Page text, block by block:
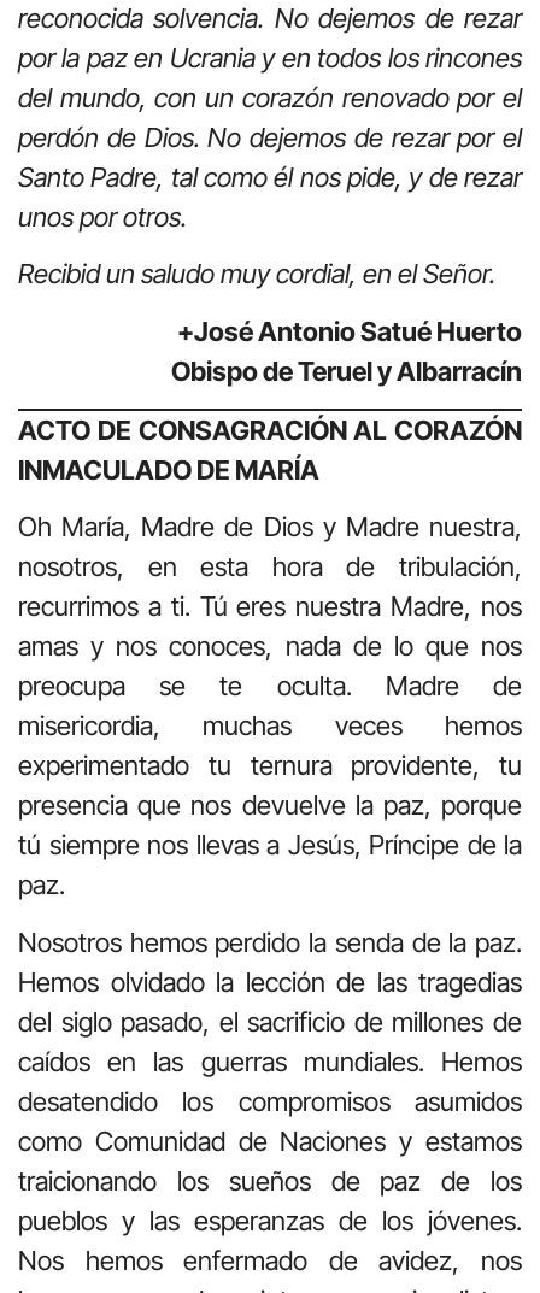
reconocida solvencia. No dejemos de rezar
por la paz en Ucrania y en todos los rincones
del mundo, con un corazón renovado por el
perdón de Dios. No dejemos de rezar por el
Santo Padre, tal como él nos pide, y de rezar
unos por otros.
Recibid un saludo muy cordial, en el Señor.
+José Antonio Satué Huerto
Obispo de Teruel y Albarracín
ACTO DE CONSAGRACIÓN AL CORAZÓN
INMACULADO DE MARÍA
Oh María, Madre de Dios y Madre nuestra,
nosotros, en esta hora de tribulación,
recurrimos a ti. Tú eres nuestra Madre, nos
amas y nos conoces, nada de lo que nos
preocupa se te oculta. Madre de
misericordia, muchas veces hemos
experimentado tu ternura providente, tu
presencia que nos devuelve la paz, porque
tú siempre nos llevas a Jesús, Príncipe de la
paz.
Nosotros hemos perdido la senda de la paz.
Hemos olvidado la lección de las tragedias
del siglo pasado, el sacrificio de millones de
caídos en las guerras mundiales. Hemos
desatendido los compromisos asumidos
como Comunidad de Naciones y estamos
traicionando los sueños de paz de los
pueblos y las esperanzas de los jóvenes.
Nos hemos enfermado de avidez, nos